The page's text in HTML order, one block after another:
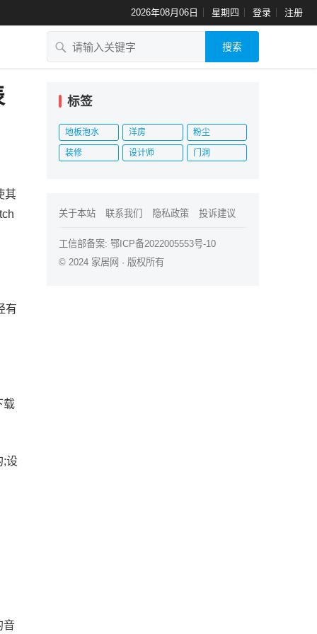
2026年08月06日 星期四 登录 注册
搜索
其
有
载
;设
音
标签
地板泡水 洋房 粉尘
装修 设计师 门洞
关于本站 联系我们 隐私政策 投诉建议
工信部备案: 鄂ICP备2022005553号-10
© 2024 家居网 · 版权所有